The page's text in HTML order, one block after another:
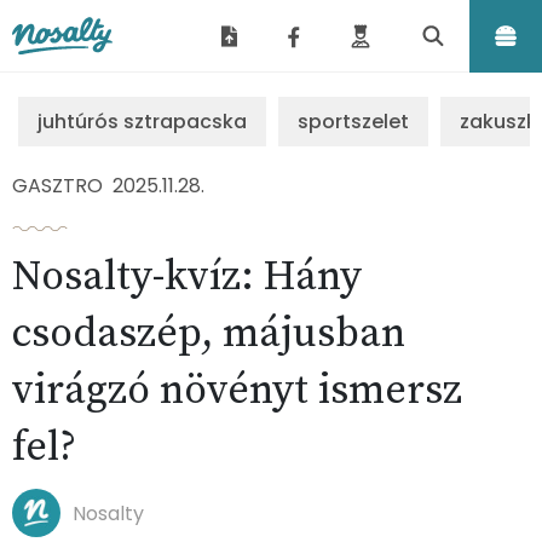
juhtúrós sztrapacska sportszelet
GASZTRO 2025.11.28.
Nosalty-kvíz: Hány
csodaszép, májusban
virágzó növényt ismersz
fel?
Nosalty